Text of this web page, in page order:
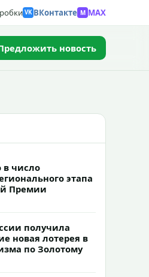
VK ВКонтакте M MAX
новость
в число
этапа
Премии
получила
новая лотерея в
по Золотому